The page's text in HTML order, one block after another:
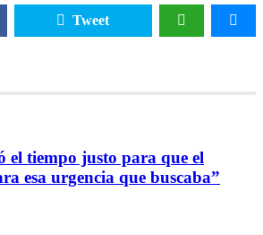
Tweet
el tiempo justo para que el
esa urgencia que buscaba”